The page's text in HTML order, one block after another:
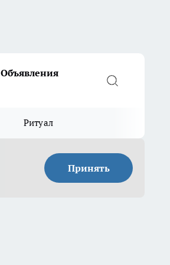
Объявления
Ритуал
Принять